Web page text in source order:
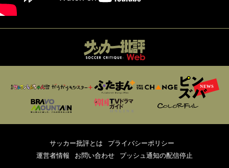
サッカー批評とは
プライバシーポリシー
運営者情報
お問い合わせ プッシュ通知の配信停止